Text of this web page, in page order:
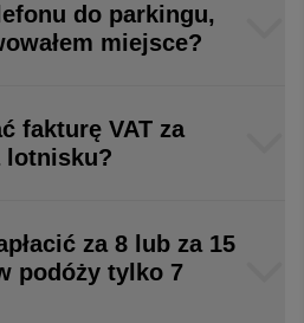
do parkingu,
miejsce?
fakturę VAT za
lotnisku?
za 8 lub za 15
podóży tylko 7